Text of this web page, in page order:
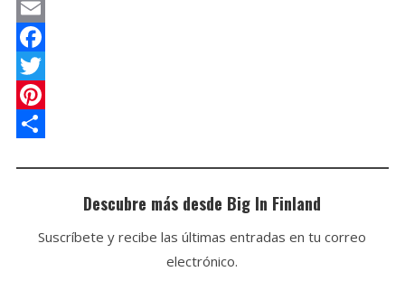
h
a
t
s
A
P
o
c
k
e
E
m
a
F
a
c
T
w
P
Descubre más desde Big In Finland
Suscríbete y recibe las últimas entradas en tu correo
electrónico.